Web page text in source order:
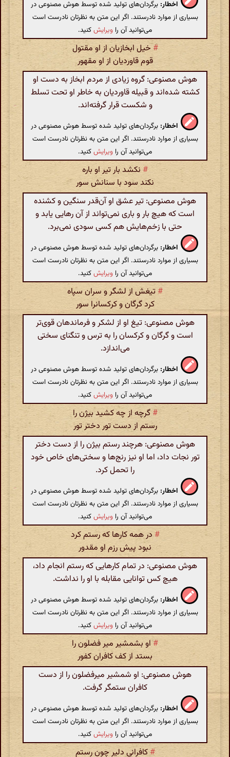
اخطار: برگردان‌های تولید شده توسط هوش مصنوعی در
بسیاری از موارد نادرستند. اگر این متن به نظرتان نادرست است
می‌توانید آن را ویرایشکنید.
# خیل ابخازیان از او مقتول
قوم قاوردیان از او مقهور
هوش مصنوعی: گروه زیادی از مردم ابخاز به دست او
کشته شده‌اند و قبیله قاوردیان به خاطر او تحت تسلط
و شکست قرار گرفته‌اند.
اخطار: برگردان‌های تولید شده توسط هوش مصنوعی در
بسیاری از موارد نادرستند. اگر این متن به نظرتان نادرست است
می‌توانید آن را ویرایشکنید.
# نکشد بار تیر او باره
نکند سود با سنانش سور
هوش مصنوعی: تیر عشق او آن‌قدر سنگین و کشنده
است که هیچ بار و باری نمی‌تواند از آن رهایی یابد و
حتی با زخم‌هایش هم کسی سودی نمی‌برد.
اخطار: برگردان‌های تولید شده توسط هوش مصنوعی در
بسیاری از موارد نادرستند. اگر این متن به نظرتان نادرست است
می‌توانید آن را ویرایشکنید.
# تیغش از لشگر و سران سپاه
کرد گرگان و کرکسانرا سور
هوش مصنوعی: تیغ او از لشکر و فرماندهان قوی‌تر
است و گرگان و کرکسان را به ترس و تنگنای سختی
می‌اندازد.
اخطار: برگردان‌های تولید شده توسط هوش مصنوعی در
بسیاری از موارد نادرستند. اگر این متن به نظرتان نادرست است
می‌توانید آن را ویرایشکنید.
# گرچه از چه کشید بیژن را
رستم از دست تور دختر تور
هوش مصنوعی: هرچند رستم بیژن را از دست دختر
تور نجات داد، اما او نیز رنج‌ها و سختی‌های خاص خود
را تحمل کرد.
اخطار: برگردان‌های تولید شده توسط هوش مصنوعی در
بسیاری از موارد نادرستند. اگر این متن به نظرتان نادرست است
می‌توانید آن را ویرایشکنید.
# در همه کارها که رستم کرد
نبود پیش رزم او مقدور
هوش مصنوعی: در تمام کارهایی که رستم انجام داد،
هیچ کس توانایی مقابله با او را نداشت.
اخطار: برگردان‌های تولید شده توسط هوش مصنوعی در
بسیاری از موارد نادرستند. اگر این متن به نظرتان نادرست است
می‌توانید آن را ویرایشکنید.
#او بشمشیر میر فضلون را
بستد از کف کافران کفور
هوش مصنوعی: او شمشیر میرفضلون را از دست
کافران ستمگر گرفت.
اخطار: برگردان‌های تولید شده توسط هوش مصنوعی در
بسیاری از موارد نادرستند. اگر این متن به نظرتان نادرست است
می‌توانید آن را ویرایشکنید.
#کافرانی دلیر چون رستم